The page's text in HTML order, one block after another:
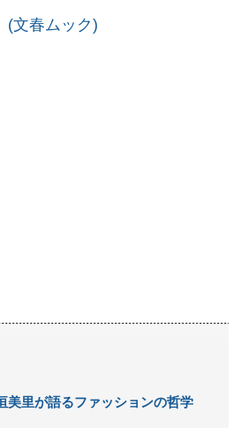
(文春ムック)
美里が語るファッションの哲学